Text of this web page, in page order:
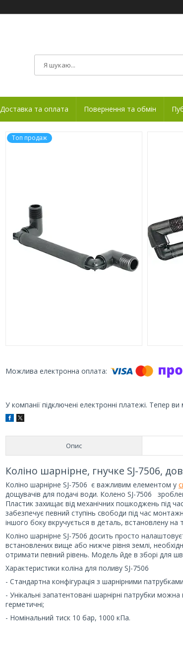
Доставка та оплата Повернення та обмін
Топ продаж
У компанії підключені електронні платежі. Тепер
Опис
Коліно шарнірне, гнучке SJ-7506,
Коліно шарнірне SJ-7506 є важливим елементом у
дощувачів для подачі води. Колено SJ-7506
Пластик захищає від механічних пошкоджень під
забезпечує певний ступінь свободи під час
іншого боку вкручується в деталь, встановлену на
Коліно шарнірне SJ-7506 досить просто
встановлених вище або нижче рівня землі,
отримати певний рівень. Модель йде в зборі для
Характеристики коліна для поливу SJ-7506
- Стандартна конфігурація з шарнірними
- Унікальні запатентовані шарнірні патрубки
герметичні;
- Номінальний тиск 10 бар, 1000 кПа.